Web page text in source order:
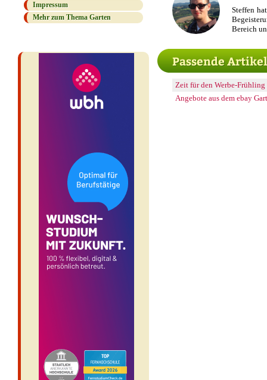
Impressum
Mehr zum Thema Garten
Steffen
Bereich
Passende Artikel
Zeit für den Werbe-Frühling
Angebote aus dem ebay